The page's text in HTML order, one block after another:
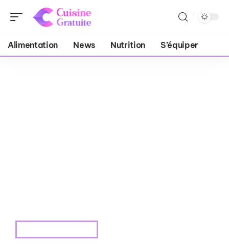
Alimentation News Nutrition S’équiper